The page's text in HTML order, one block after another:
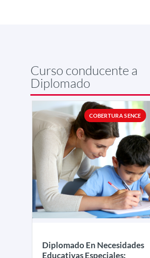
Curso conducente a
Diplomado
COBERTURA SENCE
Diplomado En Necesidades
Educativas Especiales: